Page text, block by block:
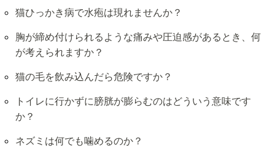
猫ひっかき病で水疱は現れませんか？
胸が締め付けられるような痛みや圧迫感があるとき、何
が考えられますか？
猫の毛を飲み込んだら危険ですか？
トイレに行かずに膀胱が膨らむのはどういう意味です
か？
ネズミは何でも噛めるのか？